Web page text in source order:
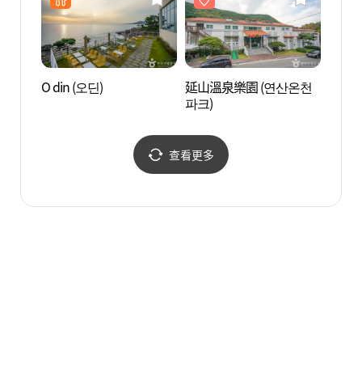
O din (오딘)
延山溫泉樂園 (연산온천
파크)
查看更多